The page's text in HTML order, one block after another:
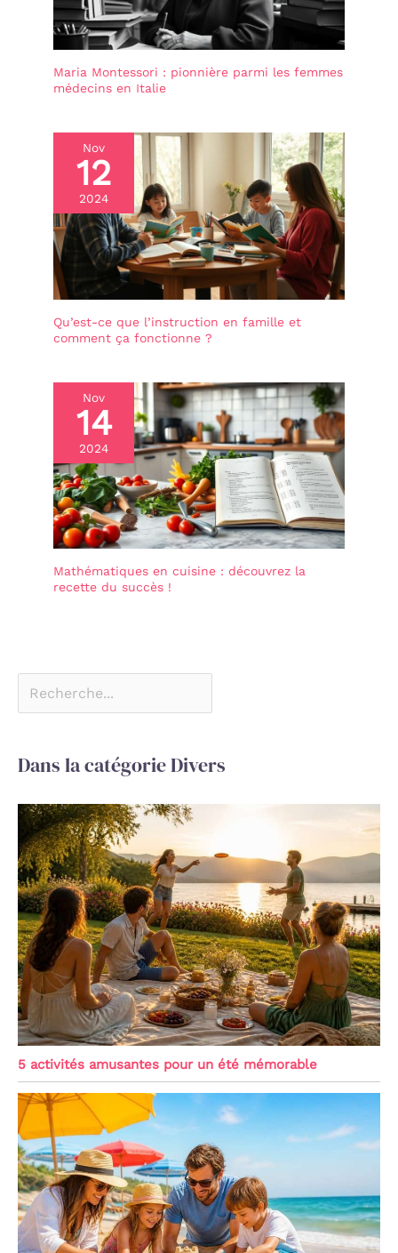
Maria Montessori : pionnière parmi les femmes
médecins en Italie
Nov
12
2024
Qu’est-ce que l’instruction en famille et
comment ça fonctionne ?
Nov
14
2024
Mathématiques en cuisine : découvrez la
recette du succès !
Dans la catégorie Divers
5 activités amusantes pour un été mémorable